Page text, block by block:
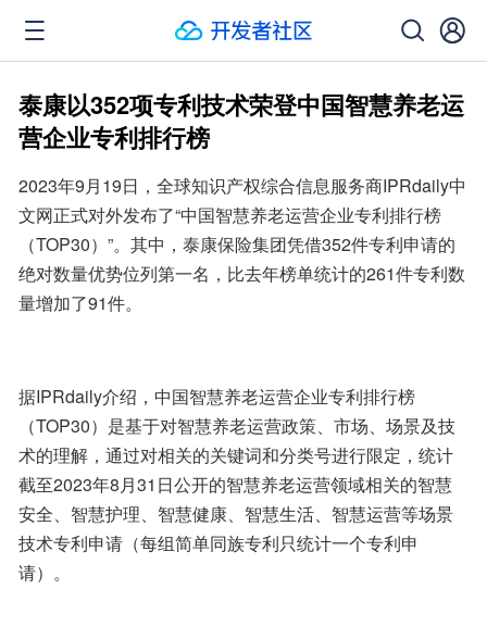
泰康以352项专利技术荣登中国智慧养老运
营企业专利排行榜
2023年9月19日，全球知识产权综合信息服务商IPRdaily中
文网正式对外发布了“中国智慧养老运营企业专利排行榜
（TOP30）”。其中，泰康保险集团凭借352件专利申请的
绝对数量优势位列第一名，比去年榜单统计的261件专利数
量增加了91件。
据IPRdaily介绍，中国智慧养老运营企业专利排行榜
（TOP30）是基于对智慧养老运营政策、市场、场景及技
术的理解，通过对相关的关键词和分类号进行限定，统计
截至2023年8月31日公开的智慧养老运营领域相关的智慧
安全、智慧护理、智慧健康、智慧生活、智慧运营等场景
技术专利申请（每组简单同族专利只统计一个专利申
请）。